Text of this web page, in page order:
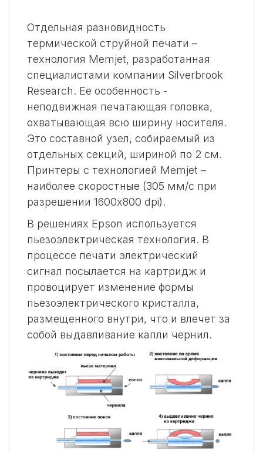
Отдельная разновидность
термической струйной печати –
технология Memjet, разработанная
специалистами компании Silverbrook
Research. Ее особенность -
неподвижная печатающая головка,
охватывающая всю ширину носителя.
Это составной узел, собираемый из
отдельных секций, шириной по 2 см.
Принтеры с технологией Memjet –
наиболее скоростные (305 мм/с при
разрешении 1600x800 dpi).
В решениях Epson используется
пьезоэлектрическая технология. В
процессе печати электрический
сигнал посылается на картридж и
провоцирует изменение формы
пьезоэлектрического кристалла,
размещенного внутри, что и влечет за
собой выдавливание капли чернил.